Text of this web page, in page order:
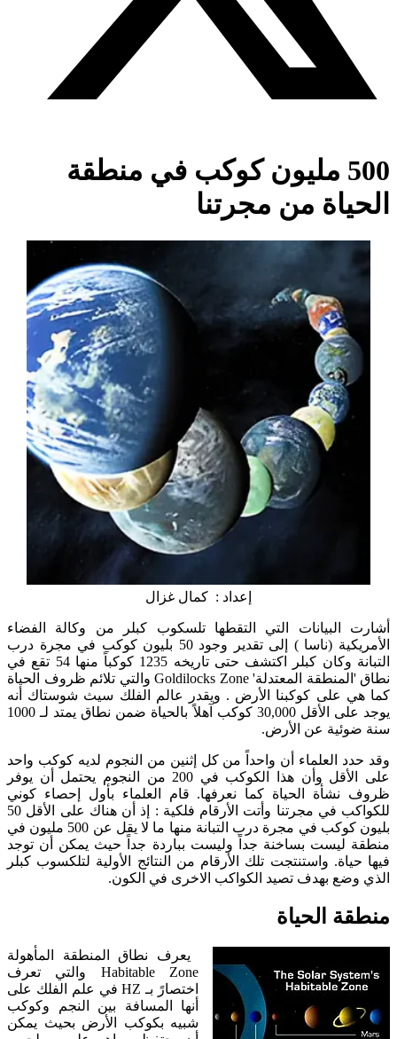
500 مليون كوكب في منطقة
الحياة من مجرتنا
إعداد : كمال غزال
أشارت البيانات التي التقطها تلسكوب كبلر من وكالة الفضاء
الأمريكية (ناسا ) إلى تقدير وجود 50 بليون كوكب في مجرة درب
التبانة وكان كبلر اكتشف حتى تاريخه 1235 كوكباً منها 54 تقع في
نطاق 'المنطقة المعتدلة' Goldilocks Zone والتي تلائم ظروف الحياة
كما هي على كوكبنا الأرض . ويقدر عالم الفلك سيث شوستاك أنه
يوجد على الأقل 30,000 كوكب آهلاً بالحياة ضمن نطاق يمتد لـ 1000
سنة ضوئية عن الأرض.
وقد حدد العلماء أن واحداً من كل إثنين من النجوم لديه كوكب واحد
على الأقل وأن هذا الكوكب في 200 من النجوم يحتمل أن يوفر
ظروف نشأة الحياة كما نعرفها. قام العلماء بأول إحصاء كوني
للكواكب في مجرتنا وأتت الأرقام فلكية : إذ أن هناك على الأقل 50
بليون كوكب في مجرة درب التبانة منها ما لا يقل عن 500 مليون في
منطقة ليست بساخنة جداً وليست بباردة جداً حيث يمكن أن توجد
فيها حياة. واستنتجت تلك الأرقام من النتائج الأولية لتلكسوب كبلر
الذي وضع بهدف تصيد الكواكب الاخرى في الكون.
منطقة الحياة
يعرف نطاق المنطقة المأهولة
Habitable Zone والتي تعرف
اختصارً بـ HZ في علم الفلك على
أنها المسافة بين النجم وكوكب
شبيه بكوكب الأرض بحيث يمكن